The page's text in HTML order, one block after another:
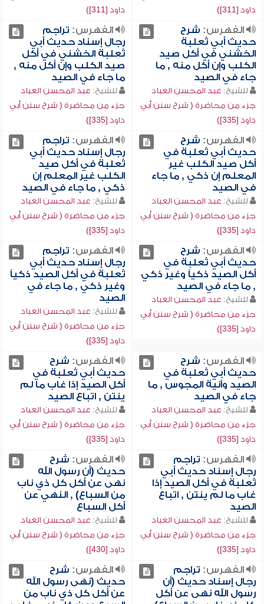
داود [311])
داود [311])
الفهرس: شرح
حديث أبي ثعلبة
الخشني في أكل صيد
الكلب وإن أكل منه , ما
جاء في الصيد
للشيخ: عبد المحسن العباد
جزء من محاضرة ( شرح سنن أبي
داود [335])
الفهرس: تراجم
رجال إسناد حديث أبي
ثعلبة الخشني في أكل
صيد الكلب وإن أكل منه ,
ما جاء في الصيد
للشيخ: عبد المحسن العباد
جزء من محاضرة ( شرح سنن أبي
داود [335])
الفهرس: شرح
حديث أبي ثعلبة في
أكل صيد الكلب غير
المعلم إن ذكي , ما جاء
في الصيد
للشيخ: عبد المحسن العباد
جزء من محاضرة ( شرح سنن أبي
داود [335])
الفهرس: تراجم
رجال إسناد حديث أبي
ثعلبة في أكل صيد
الكلب غير المعلم إن
ذكي , ما جاء في الصيد
للشيخ: عبد المحسن العباد
جزء من محاضرة ( شرح سنن أبي
داود [335])
الفهرس: شرح
حديث أبي ثعلبة في
أكل الصيد ذكياً وغير ذكي
, ما جاء في الصيد
للشيخ: عبد المحسن العباد
جزء من محاضرة ( شرح سنن أبي
داود [335])
الفهرس: تراجم
رجال إسناد حديث أبي
ثعلبة في أكل الصيد ذكياً
وغير ذكي , ما جاء في
الصيد
للشيخ: عبد المحسن العباد
جزء من محاضرة ( شرح سنن أبي
داود [335])
الفهرس: شرح
حديث أبي ثعلبة في
الصيد وآنية المجوس , ما
جاء في الصيد
للشيخ: عبد المحسن العباد
جزء من محاضرة ( شرح سنن أبي
داود [335])
الفهرس: شرح
حديث أبي ثعلبة في
أكل الصيد إذا غاب ما لم
ينتن , اتباع الصيد
للشيخ: عبد المحسن العباد
جزء من محاضرة ( شرح سنن أبي
داود [335])
الفهرس: تراجم
رجال إسناد حديث أبي
ثعلبة في أكل الصيد إذا
غاب ما لم ينتن , اتباع
الصيد
للشيخ: عبد المحسن العباد
جزء من محاضرة ( شرح سنن أبي
داود [335])
الفهرس: شرح
حديث (أن رسول الله
نهى عن أكل كل ذي ناب
من السباع) , النهي عن
أكل السباع
للشيخ: عبد المحسن العباد
جزء من محاضرة ( شرح سنن أبي
داود [430])
الفهرس: تراجم
رجال إسناد حديث (أن
رسول الله نهى عن أكل
الفهرس: شرح
حديث (نهى رسول الله
عن أكل كل ذي ناب من